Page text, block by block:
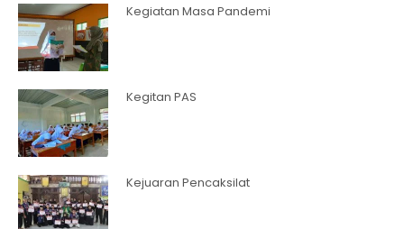
Kegiatan Masa Pandemi
Kegitan PAS
Kejuaran Pencaksilat